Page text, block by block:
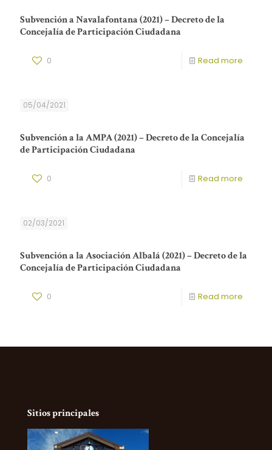
Subvención a Navalafontana (2021) – Decreto de la
Concejalía de Participación Ciudadana
0 Read more
05/04/2021
Subvención a la AMPA (2021) – Decreto de la Concejalía
de Participación Ciudadana
0 Read more
02/03/2021
Subvención a la Asociación Albalá (2021) – Decreto de la
Concejalía de Participación Ciudadana
0 Read more
Sitios principales